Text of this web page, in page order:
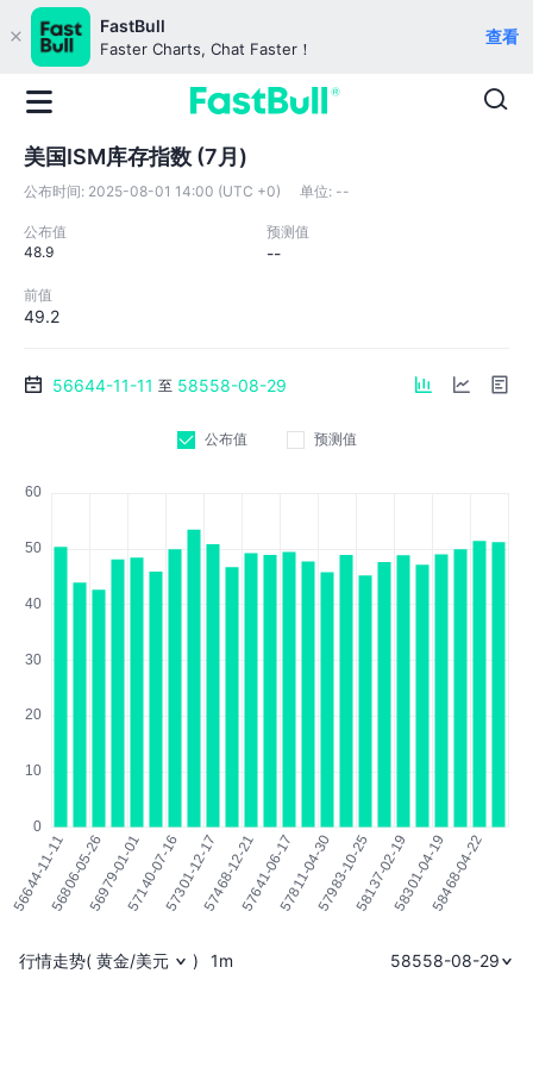
FastBull
Faster Charts, Chat Faster！
查看
美国ISM库存指数 (7月)
公布时间: 2025-08-01 14:00 (UTC +0) 单位: --
公布值
48.9
预测值
--
前值
49.2
56644-11-11 至 58558-08-29
公布值 预测值
行情走势( 黄金/美元 ) 1m 58558-08-29